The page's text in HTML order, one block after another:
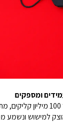
למישוש ונשמע